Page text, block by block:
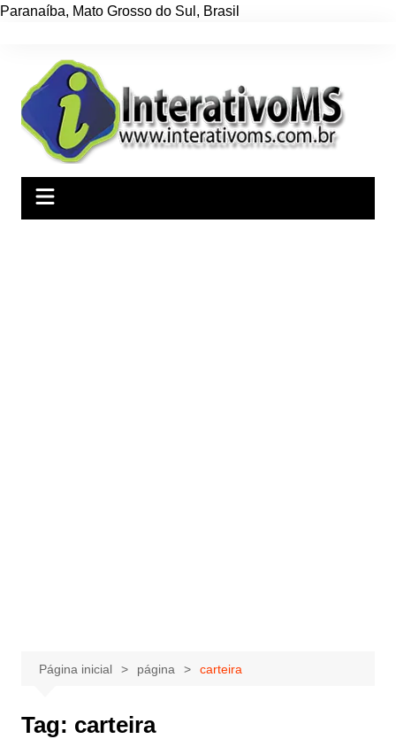
Paranaíba, Mato Grosso do Sul , Brasil
conteúdo
Página inicial página carteira
Tag: carteira